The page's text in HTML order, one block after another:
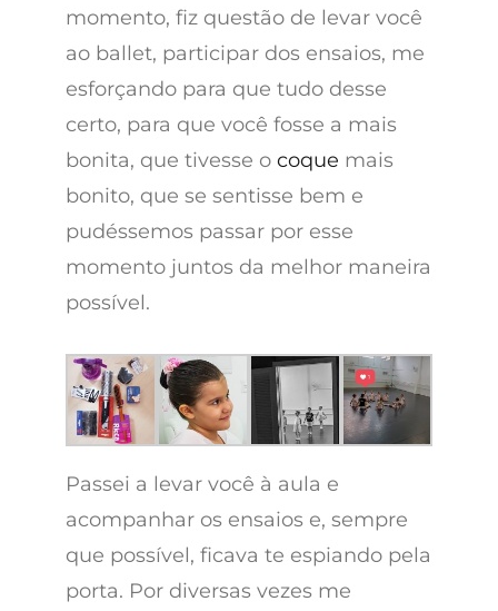
momento, fiz questão de levar você
ao ballet, participar dos ensaios, me
esforçando para que tudo desse
certo, para que você fosse a mais
bonita, que tivesse o coque mais
bonito, que se sentisse bem e
pudéssemos passar por esse
momento juntos da melhor maneira
possível.
Passei a levar você à aula e
acompanhar os ensaios e, sempre
que possível, ficava te espiando pela
porta. Por diversas vezes me